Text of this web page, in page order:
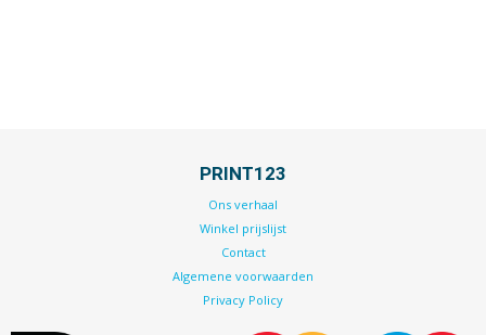
PRINT123
Ons verhaal
Winkel prijslijst
Contact
Algemene voorwaarden
Privacy Policy